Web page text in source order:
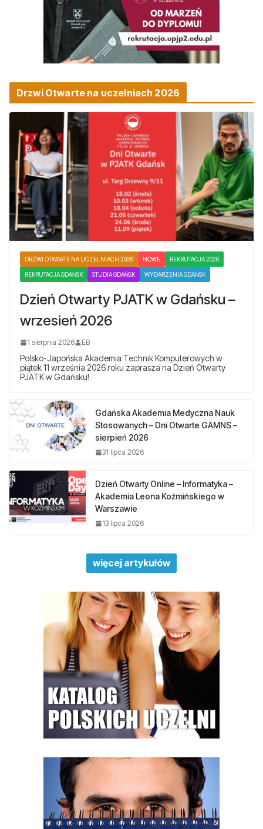
Drzwi Otwarte na uczelniach 2026
DRZWI OTWARTE NA UCZELNIACH 2026 NOWE REKRUTACJA 2026
REKRUTACJA GDAŃSK STUDIA GDAŃSK WYDARZENIA GDAŃSK
Dzień Otwarty PJATK w Gdańsku –
wrzesień 2026
1 sierpnia 2026 EB
Polsko-Japońska Akademia Technik Komputerowych w
piątek 11 września 2026 roku zaprasza na Dzień Otwarty
PJATK w Gdańsku!
Gdańska Akademia Medyczna Nauk
Stosowanych – Dni Otwarte GAMNS –
sierpień 2026
31 lipca 2026
Dzień Otwarty Online – Informatyka –
Akademia Leona Koźmińskiego w
Warszawie
13 lipca 2026
więcej artykułów